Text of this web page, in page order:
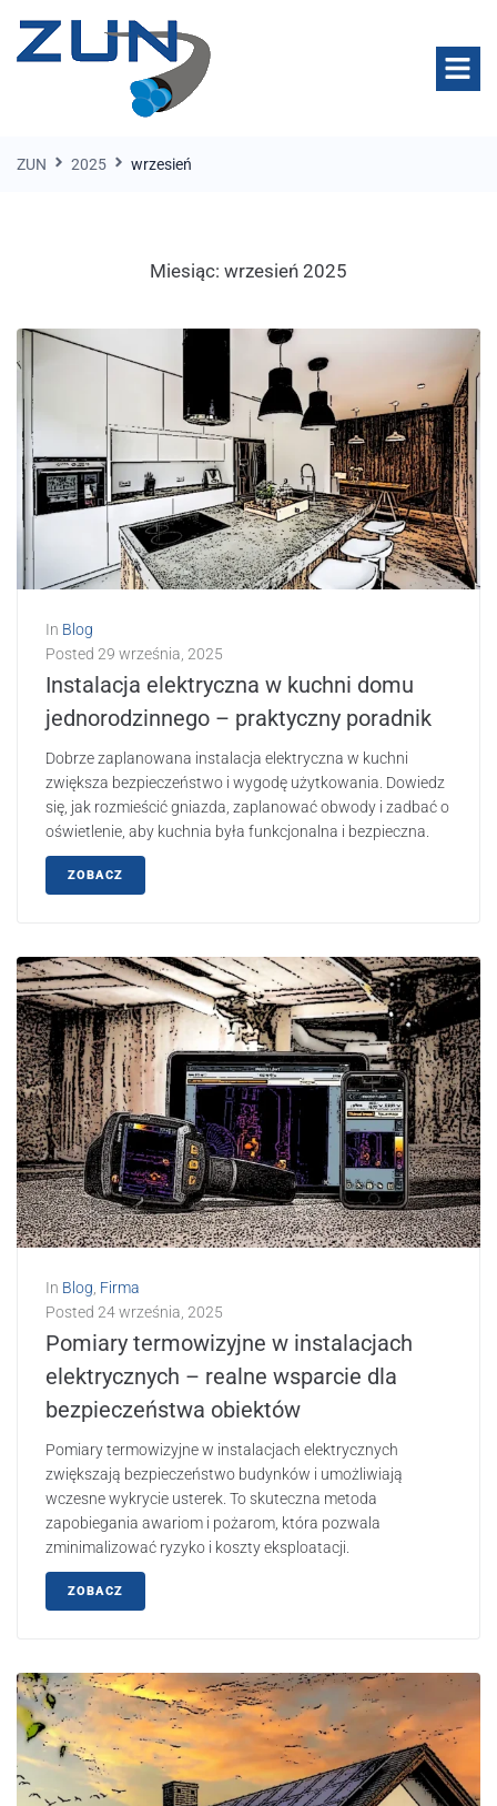
ZUN 2025 wrzesień
Miesiąc: wrzesień 2025
In Blog
Posted 29 września, 2025
Instalacja elektryczna w kuchni domu
jednorodzinnego – praktyczny poradnik
Dobrze zaplanowana instalacja elektryczna w kuchni
zwiększa bezpieczeństwo i wygodę użytkowania. Dowiedz
się, jak rozmieścić gniazda, zaplanować obwody i zadbać o
oświetlenie, aby kuchnia była funkcjonalna i bezpieczna.
ZOBACZ
In Blog Firma
Posted 24 września, 2025
Pomiary termowizyjne w instalacjach
elektrycznych – realne wsparcie dla
bezpieczeństwa obiektów
Pomiary termowizyjne w instalacjach elektrycznych
zwiększają bezpieczeństwo budynków i umożliwiają
wczesne wykrycie usterek. To skuteczna metoda
zapobiegania awariom i pożarom, która pozwala
zminimalizować ryzyko i koszty eksploatacji.
ZOBACZ